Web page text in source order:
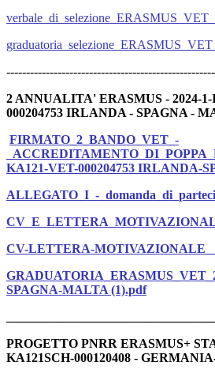
2 ANNUALITA' ERASMUS - 2024-
000204753 IRLANDA - SPAGNA -
FIRMATO_2_BANDO_VET_-
KA121-VET-000204753 IRLANDA-
ALLEGATO_I_-
CV-LETTERA-
SPAGNA-MALTA (1).pdf
PROGETTO PNRR ERASMUS+
KA121SCH-000120408 -